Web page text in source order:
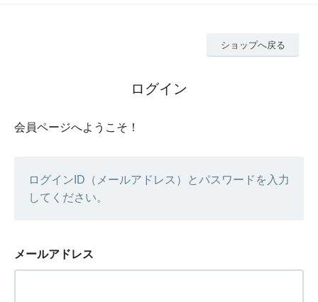
ショップへ戻る
ログイン
会員ページへようこそ！
ログインID（メールアドレス）とパスワードを入力
してください。
メールアドレス